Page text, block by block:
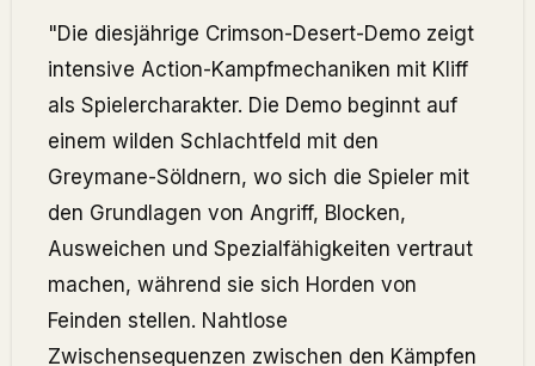
"Die diesjährige Crimson-Desert-Demo zeigt
intensive Action-Kampfmechaniken mit Kliff
als Spielercharakter. Die Demo beginnt auf
einem wilden Schlachtfeld mit den
Greymane-Söldnern, wo sich die Spieler mit
den Grundlagen von Angriff, Blocken,
Ausweichen und Spezialfähigkeiten vertraut
machen, während sie sich Horden von
Feinden stellen. Nahtlose
Zwischensequenzen zwischen den Kämpfen